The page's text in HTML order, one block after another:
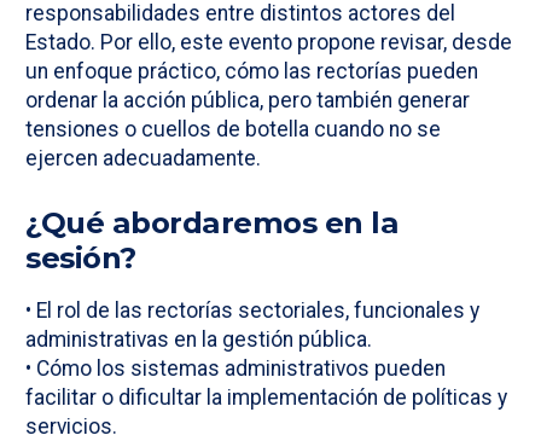
responsabilidades entre distintos actores del
Estado. Por ello, este evento propone revisar, desde
un enfoque práctico, cómo las rectorías pueden
ordenar la acción pública, pero también generar
tensiones o cuellos de botella cuando no se
ejercen adecuadamente.
¿Qué abordaremos en la
sesión?
• El rol de las rectorías sectoriales, funcionales y
administrativas en la gestión pública.
• Cómo los sistemas administrativos pueden
facilitar o dificultar la implementación de políticas y
servicios.